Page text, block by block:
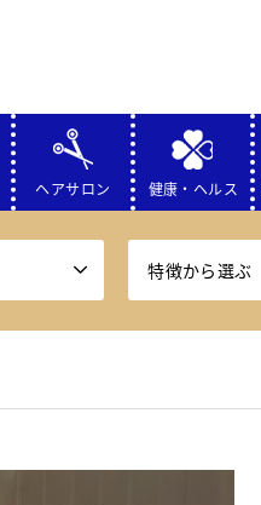
ヘアサロン 健康・ヘルス
特徴から選ぶ